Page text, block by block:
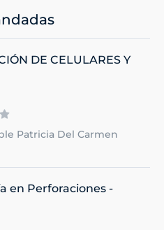
DE CELULARES Y
Patricia Del Carmen
en Perforaciones -